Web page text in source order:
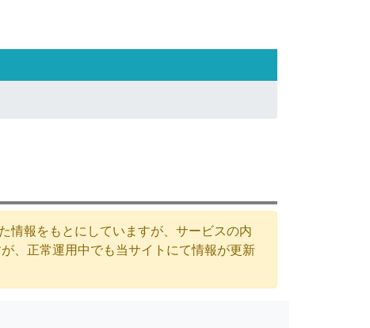
情報をもとにしていますが、サービスの内
、正常運用中でも当サイトにて情報が更新